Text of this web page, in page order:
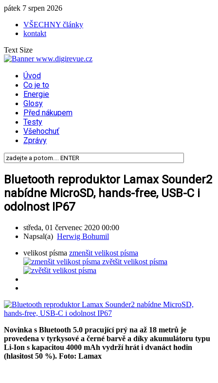
pátek 7 srpen 2026
VŠECHNY články
kontakt
Text Size
Úvod
Co je to
Energie
Glosy
Před nákupem
Testy
Všehochuť
Zprávy
Bluetooth reproduktor Lamax Sounder2
nabídne MicroSD, hands-free, USB-C i
odolnost IP67
středa, 01 červenec 2020 00:00
Napsal(a) Herwig Bohumil
velikost písma zmenšit velikost písma
zvětšit velikost písma
Novinka s Bluetooth 5.0 pracující prý na až 18 metrů je
provedena v tyrkysové a černé barvě a díky akumulátoru typu
Li-Ion s kapacitou 4000 mAh vydrží hrát i dvanáct hodin
(hlasitost 50 %). Foto: Lamax